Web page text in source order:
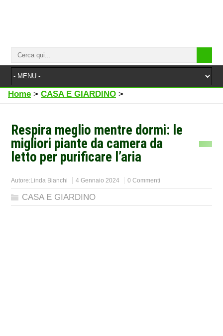
Home > CASA E GIARDINO >
Respira meglio mentre dormi: le
migliori piante da camera da
letto per purificare l’aria
Autore:Linda Bianchi 4 Gennaio 2024 0 Commenti
CASA E GIARDINO